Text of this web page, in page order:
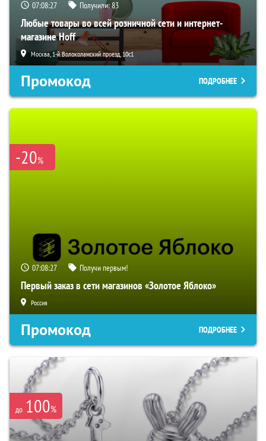
07:08:26 Получили:83
Любые товары во всей розничной сети и интернет-
магазине Hoff
Москва, 1-й Волоколамский проезд, 10с1
Промокод ПОДРОБНЕЕ
-20%
07:08:26 Получи первым!
Первый заказ в сети магазинов «Золотое Яблоко»
Россия
Промокод ПОДРОБНЕЕ
до 100%